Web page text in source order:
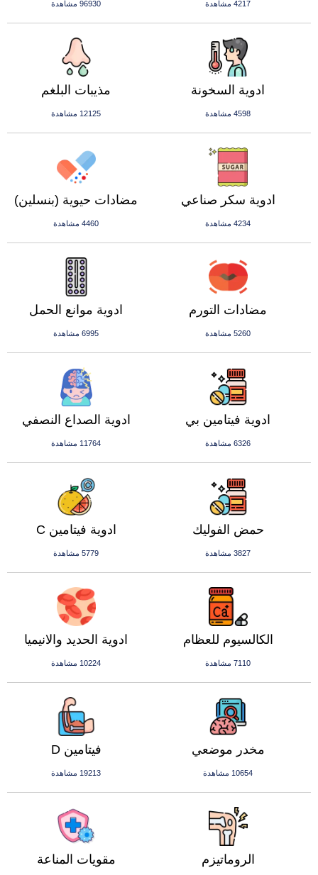
96930 مشاهدة 4217 مشاهدة
مذيبات البلغم
12125 مشاهدة
ادوية السخونة
4598 مشاهدة
مضادات حيوية (بنسلين)
4460 مشاهدة
ادوية سكر صناعي
4234 مشاهدة
ادوية موانع الحمل
6995 مشاهدة
مضادات التورم
5260 مشاهدة
ادوية الصداع النصفي
11764 مشاهدة
ادوية فيتامين بي
6326 مشاهدة
ادوية فيتامين C
5779 مشاهدة
حمض الفوليك
3827 مشاهدة
ادوية الحديد والانيميا
10224 مشاهدة
الكالسيوم للعظام
7110 مشاهدة
فيتامين D
19213 مشاهدة
مخدر موضعي
10654 مشاهدة
مقويات المناعة الروماتيزم